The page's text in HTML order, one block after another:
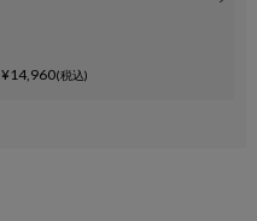
¥14,960(税込)